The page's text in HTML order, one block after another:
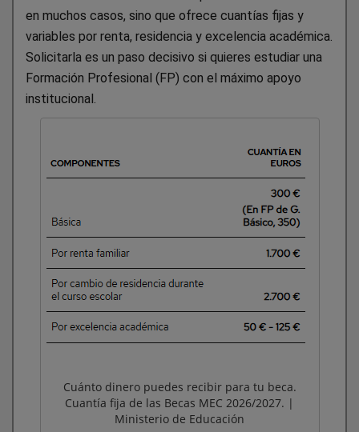
en muchos casos, sino que ofrece cuantías fijas y
variables por renta, residencia y excelencia académica.
Solicitarla es un paso decisivo si quieres estudiar una
Formación Profesional (FP) con el máximo apoyo
institucional.
Cuánto dinero puedes recibir para tu beca.
Cuantía fija de las Becas MEC 2026/2027. |
Ministerio de Educación